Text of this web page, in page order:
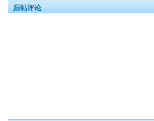
跟帖评论